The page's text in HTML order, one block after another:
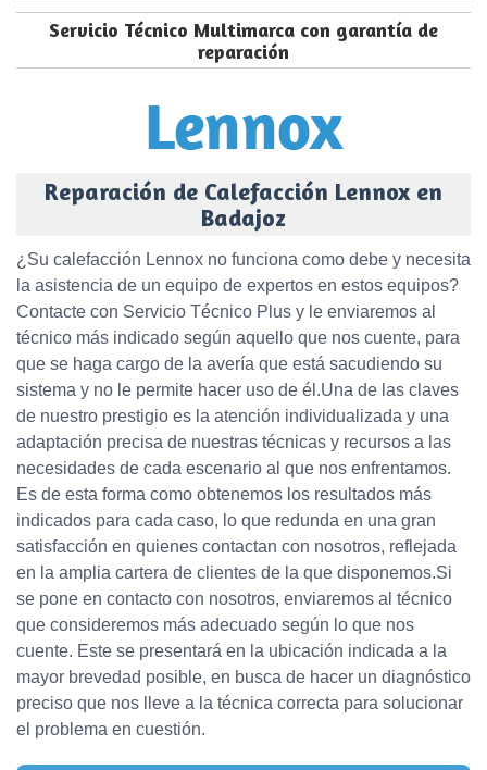
Servicio Técnico Multimarca con garantía de
reparación
Reparación de Calefacción Lennox en
Badajoz
¿Su calefacción Lennox no funciona como debe y necesita
la asistencia de un equipo de expertos en estos equipos?
Contacte con Servicio Técnico Plus y le enviaremos al
técnico más indicado según aquello que nos cuente, para
que se haga cargo de la avería que está sacudiendo su
sistema y no le permite hacer uso de él.Una de las claves
de nuestro prestigio es la atención individualizada y una
adaptación precisa de nuestras técnicas y recursos a las
necesidades de cada escenario al que nos enfrentamos.
Es de esta forma como obtenemos los resultados más
indicados para cada caso, lo que redunda en una gran
satisfacción en quienes contactan con nosotros, reflejada
en la amplia cartera de clientes de la que disponemos.Si
se pone en contacto con nosotros, enviaremos al técnico
que consideremos más adecuado según lo que nos
cuente. Este se presentará en la ubicación indicada a la
mayor brevedad posible, en busca de hacer un diagnóstico
preciso que nos lleve a la técnica correcta para solucionar
el problema en cuestión.